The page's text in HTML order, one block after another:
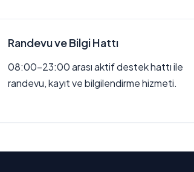
Randevu ve Bilgi Hattı
08:00–23:00 arası aktif destek hattı ile
randevu, kayıt ve bilgilendirme hizmeti.